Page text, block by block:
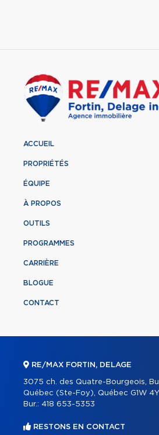
ACCUEIL
PROPRIÉTÉS
ÉQUIPE
À PROPOS
OUTILS
PROGRAMMES
CARRIÈRE
BLOGUE
CONTACT
RE/MAX FORTIN, DELAGE
3075 ch. des Quatre-Bourgeois,
Québec (Ste-Foy), Québec G1W
Bur.: 418 653-5353
RESTONS EN CONTACT